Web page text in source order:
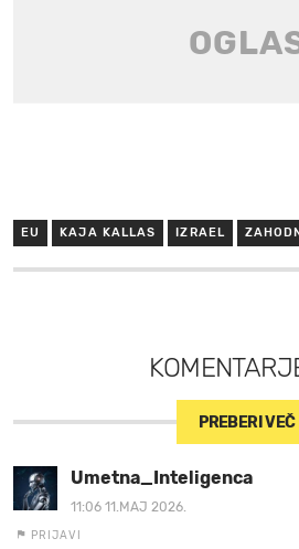
EU KAJA KALLAS IZRAEL
PREBERI VEČ
Umetna_Inteligenca
11:06 11.MAJ 2026.
PRIJAVI